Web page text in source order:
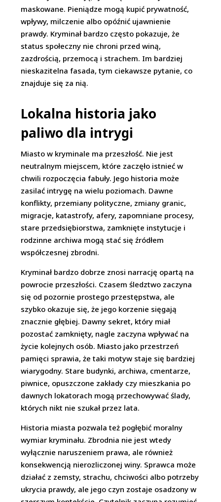
maskowane. Pieniądze mogą kupić prywatność,
wpływy, milczenie albo opóźnić ujawnienie
prawdy. Kryminał bardzo często pokazuje, że
status społeczny nie chroni przed winą,
zazdrością, przemocą i strachem. Im bardziej
nieskazitelna fasada, tym ciekawsze pytanie, co
znajduje się za nią.
Lokalna historia jako
paliwo dla intrygi
Miasto w kryminale ma przeszłość. Nie jest
neutralnym miejscem, które zaczęło istnieć w
chwili rozpoczęcia fabuły. Jego historia może
zasilać intrygę na wielu poziomach. Dawne
konflikty, przemiany polityczne, zmiany granic,
migracje, katastrofy, afery, zapomniane procesy,
stare przedsiębiorstwa, zamknięte instytucje i
rodzinne archiwa mogą stać się źródłem
współczesnej zbrodni.
Kryminał bardzo dobrze znosi narrację opartą na
powrocie przeszłości. Czasem śledztwo zaczyna
się od pozornie prostego przestępstwa, ale
szybko okazuje się, że jego korzenie sięgają
znacznie głębiej. Dawny sekret, który miał
pozostać zamknięty, nagle zaczyna wpływać na
życie kolejnych osób. Miasto jako przestrzeń
pamięci sprawia, że taki motyw staje się bardziej
wiarygodny. Stare budynki, archiwa, cmentarze,
piwnice, opuszczone zakłady czy mieszkania po
dawnych lokatorach mogą przechowywać ślady,
których nikt nie szukał przez lata.
Historia miasta pozwala też pogłębić moralny
wymiar kryminału. Zbrodnia nie jest wtedy
wyłącznie naruszeniem prawa, ale również
konsekwencją nierozliczonej winy. Sprawca może
działać z zemsty, strachu, chciwości albo potrzeby
ukrycia prawdy, ale jego czyn zostaje osadzony w